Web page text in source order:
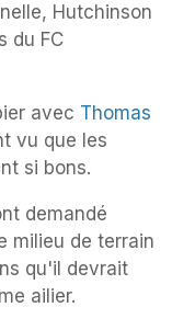
Hutchinson
du FC
avec Thomas
vu que les
si bons.
demandé
milieu de terrain
qu'il devrait
ailier.